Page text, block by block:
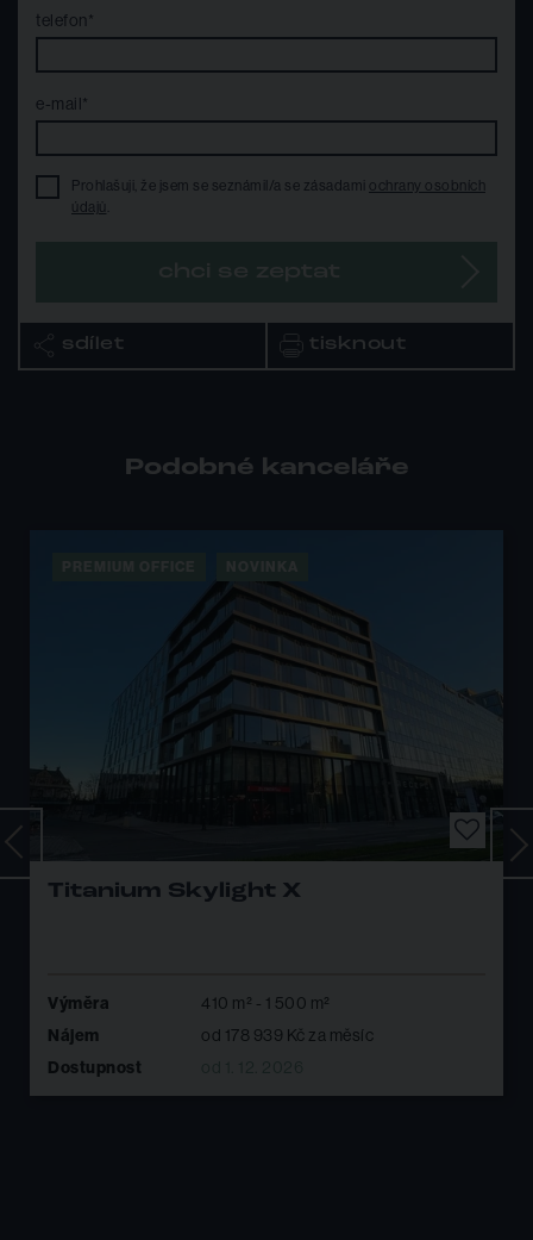
telefon*
e-mail*
Prohlašuji, že jsem se seznámil/a se zásadami ochrany osobních
údajů
sdílet tisknout
Podobné kanceláře
CERIT SCIENCE PARK III
Výměra 100 m² - 1 733 m²
Nájem od 41 250 Kč za měsíc
Dostupnost